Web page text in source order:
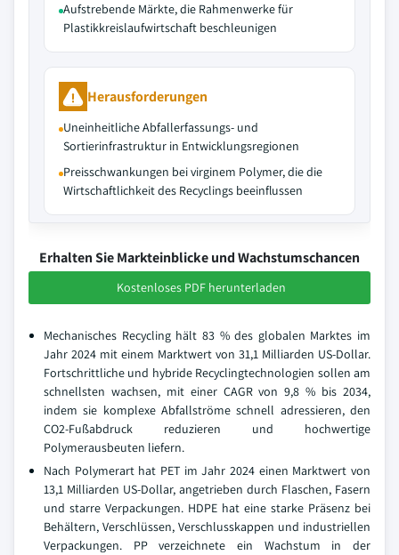
Aufstrebende Märkte, die Rahmenwerke für
Plastikkreislaufwirtschaft beschleunigen
Herausforderungen
Uneinheitliche Abfallerfassungs- und
Sortierinfrastruktur in Entwicklungsregionen
Preisschwankungen bei virginem Polymer, die die
Wirtschaftlichkeit des Recyclings beeinflussen
Erhalten Sie Markteinblicke und Wachstumschancen
Kostenloses PDF herunterladen
Mechanisches Recycling hält 83 % des globalen Marktes im
Jahr 2024 mit einem Marktwert von 31,1 Milliarden US-Dollar.
Fortschrittliche und hybride Recyclingtechnologien sollen am
schnellsten wachsen, mit einer CAGR von 9,8 % bis 2034,
indem sie komplexe Abfallströme schnell adressieren, den
CO2-Fußabdruck reduzieren und hochwertige
Polymerausbeuten liefern.
Nach Polymerart hat PET im Jahr 2024 einen Marktwert von
13,1 Milliarden US-Dollar, angetrieben durch Flaschen, Fasern
und starre Verpackungen. HDPE hat eine starke Präsenz bei
Behältern, Verschlüssen, Verschlusskappen und industriellen
Verpackungen. PP verzeichnete ein Wachstum in der